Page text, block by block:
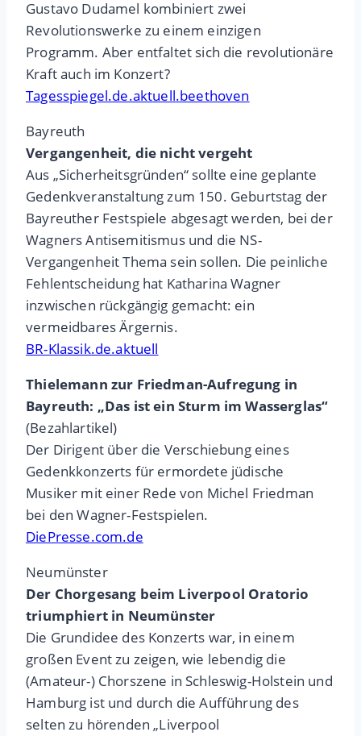
Gustavo Dudamel kombiniert zwei
Revolutionswerke zu einem einzigen
Programm. Aber entfaltet sich die revolutionäre
Kraft auch im Konzert?
Tagesspiegel.de.aktuell.beethoven
Bayreuth
Vergangenheit, die nicht vergeht
Aus „Sicherheitsgründen“ sollte eine geplante
Gedenkveranstaltung zum 150. Geburtstag der
Bayreuther Festspiele abgesagt werden, bei der
Wagners Antisemitismus und die NS-
Vergangenheit Thema sein sollen. Die peinliche
Fehlentscheidung hat Katharina Wagner
inzwischen rückgängig gemacht: ein
vermeidbares Ärgernis.
BR-Klassik.de.aktuell
Thielemann zur Friedman-Aufregung in
Bayreuth: „Das ist ein Sturm im Wasserglas“
(Bezahlartikel)
Der Dirigent über die Verschiebung eines
Gedenkkonzerts für ermordete jüdische
Musiker mit einer Rede von Michel Friedman
bei den Wagner-Festspielen.
DiePresse.com.de
Neumünster
Der Chorgesang beim Liverpool Oratorio
triumphiert in Neumünster
Die Grundidee des Konzerts war, in einem
großen Event zu zeigen, wie lebendig die
(Amateur-) Chorszene in Schleswig-Holstein und
Hamburg ist und durch die Aufführung des
selten zu hörenden „Liverpool